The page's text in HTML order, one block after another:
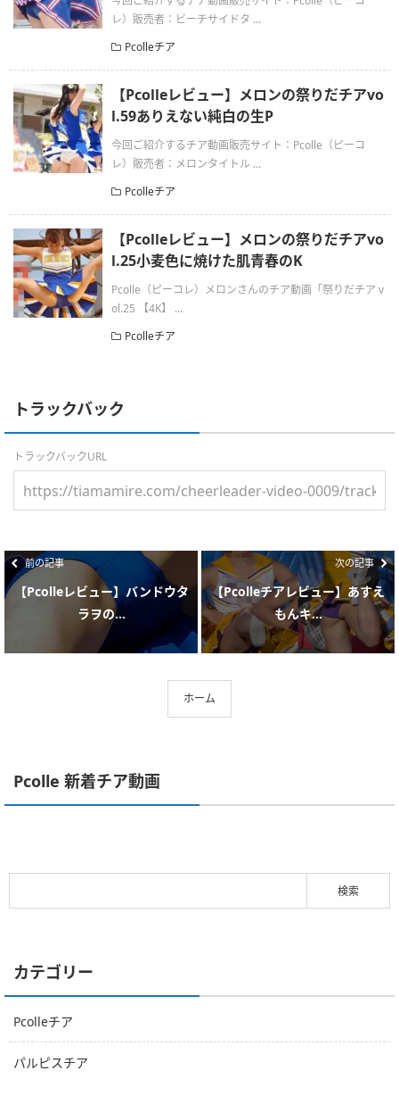
レ）販売者：ビーチサイドタ ...
Pcolleチア
【Pcolleレビュー】メロンの祭りだチアvo
l.59ありえない純白の生P
今回ご紹介するチア動画販売サイト：Pcolle（ピーコ
レ）販売者：メロンタイトル ...
Pcolleチア
【Pcolleレビュー】メロンの祭りだチアvo
l.25小麦色に焼けた肌青春のK
Pcolle（ピーコレ）メロンさんのチア動画「祭りだチア v
ol.25 【4K】 ...
Pcolleチア
トラックバック
トラックバックURL
前の記事
【Pcolleレビュー】バンドウタ
ラヲの...
次の記事
【Pcolleチアレビュー】あすえ
もんキ...
ホーム
Pcolle 新着チア動画
カテゴリー
Pcolleチア
パルピスチア